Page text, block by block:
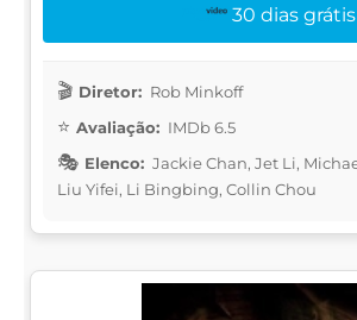
30 dias grátis
Diretor: Rob Minkoff
Avaliação: IMDb 6.5
Elenco: Jackie Chan, Jet Li,
Liu Yifei, Li Bingbing, Collin Chou